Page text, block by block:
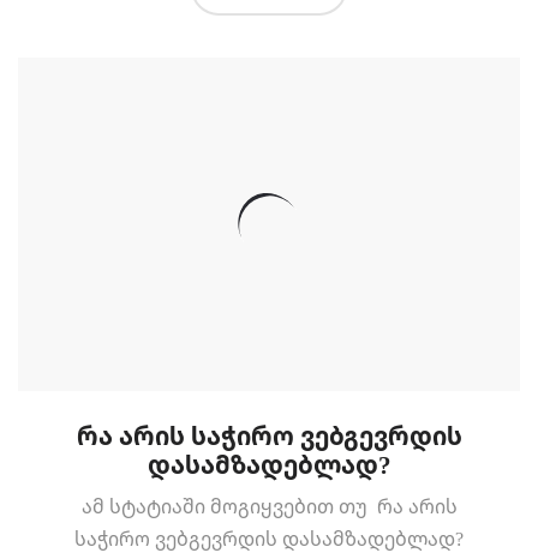
რა არის საჭირო ვებგევრდის
დასამზადებლად?
ამ სტატიაში მოგიყვებით თუ რა არის
საჭირო ვებგევრდის დასამზადებლად?